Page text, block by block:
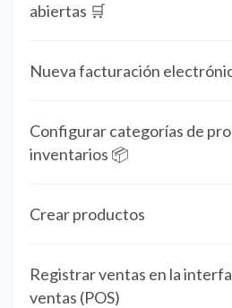
abiertas 🛒
Nueva facturación
Configurar categorías de
inventarios 📦
Crear productos
Registrar ventas en la
ventas (POS)